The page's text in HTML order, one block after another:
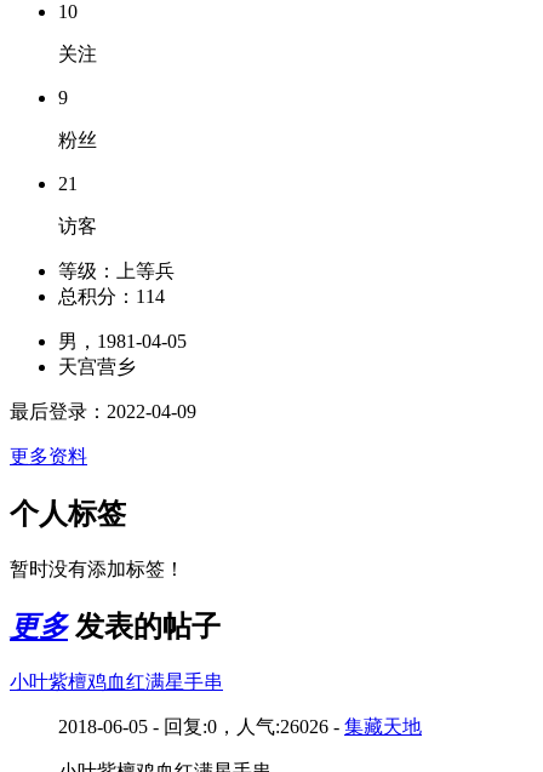
10
关注
9
粉丝
21
访客
等级：
上等兵
总积分： 114
男，1981-04-05
天宫营乡
最后登录：2022-04-09
更多资料
个人标签
暂时没有添加标签！
更多 发表的帖子
小叶紫檀鸡血红满星手串
2018-06-05 - 回复:0，人气:26026 - 集藏天地